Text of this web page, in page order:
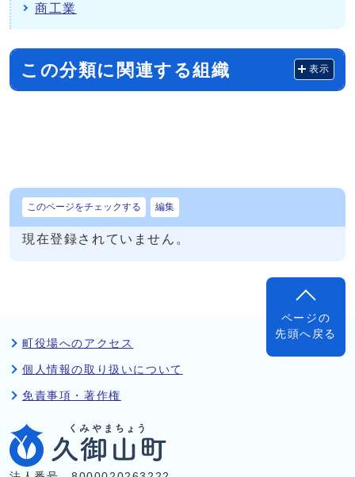
商工業
この分類に関連する組織 表示
このページをチェックする 編集
現在登録されていません。
ページの
先頭へ戻る
町役場へのアクセス
個人情報の取り扱いについて
免責事項・著作権